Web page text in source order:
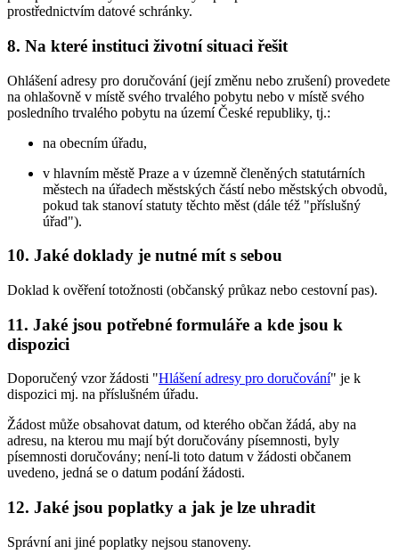
prostřednictvím datové schránky.
8. Na které instituci životní situaci řešit
Ohlášení adresy pro doručování (její změnu nebo zrušení) provedete
na ohlašovně v místě svého trvalého pobytu nebo v místě svého
posledního trvalého pobytu na území České republiky, tj.:
na obecním úřadu,
v hlavním městě Praze a v územně členěných statutárních
městech na úřadech městských částí nebo městských obvodů,
pokud tak stanoví statuty těchto měst (dále též "příslušný
úřad").
10. Jaké doklady je nutné mít s sebou
Doklad k ověření totožnosti (občanský průkaz nebo cestovní pas).
11. Jaké jsou potřebné formuláře a kde jsou k
dispozici
Doporučený vzor žádosti "Hlášení adresy pro doručování" je k
dispozici mj. na příslušném úřadu.
Žádost může obsahovat datum, od kterého občan žádá, aby na
adresu, na kterou mu mají být doručovány písemnosti, byly
písemnosti doručovány; není-li toto datum v žádosti občanem
uvedeno, jedná se o datum podání žádosti.
12. Jaké jsou poplatky a jak je lze uhradit
Správní ani jiné poplatky nejsou stanoveny.